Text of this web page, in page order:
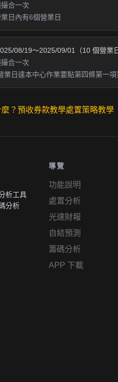
合一次
日內有6個營業日
08/19～2025/09/01（10 個營業日
合一次
業日達本中心作業要點第四條第一
？ 預收券款教學處置策略教學
析工具
分析
導覽
功能說明
處置分析
光速財報
自結預測
籌碼分析
APP 下載